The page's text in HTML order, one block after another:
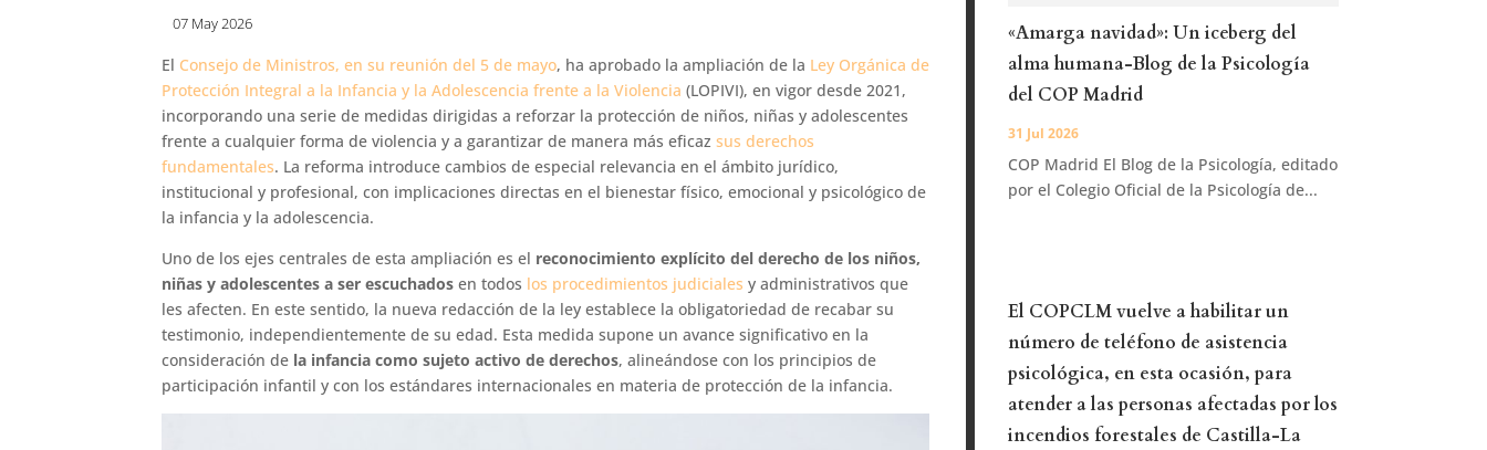
07 May 2026
El Consejo de Ministros, en su reunión del 5 de mayo, ha aprobado la ampliación de la Ley Orgánica de
Protección Integral a la Infancia y la Adolescencia frente a la Violencia (LOPIVI), en vigor desde 2021,
incorporando una serie de medidas dirigidas a reforzar la protección de niños, niñas y adolescentes
frente a cualquier forma de violencia y a garantizar de manera más eficazsus derechos
fundamentales. La reforma introduce cambios de especial relevancia en el ámbito jurídico,
institucional y profesional, con implicaciones directas en el bienestar físico, emocional y psicológico de
la infancia y la adolescencia.
Uno de los ejes centrales de esta ampliación es el reconocimiento explícito del derecho de los niños,
niñas y adolescentes a ser escuchados en todos los procedimientos judiciales y administrativos que
les afecten. En este sentido, la nueva redacción de la ley establece la obligatoriedad de recabar su
testimonio, independientemente de su edad. Esta medida supone un avance significativo en la
consideración de la infancia como sujeto activo de derechos, alineándose con los principios de
participación infantil y con los estándares internacionales en materia de protección de la infancia.
«Amarga navidad»: Un iceberg del
alma humana-Blog de la Psicología
del COP Madrid
31 Jul 2026
COP Madrid El Blog de la Psicología, editado
por el Colegio Oficial de la Psicología de...
El COPCLM vuelve a habilitar un
número de teléfono de asistencia
psicológica, en esta ocasión, para
atender a las personas afectadas por los
incendios forestales de Castilla-La